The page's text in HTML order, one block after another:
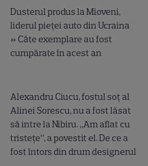
Dusterul produs la Mioveni,
liderul pieței auto din Ucraina
» Câte exemplare au fost
cumpărate în acest an
Alexandru Ciucu, fostul soț al
Alinei Sorescu, nu a fost lăsat
să intre la Nibiru. „Am aflat cu
tristețe”, a povestit el. De ce a
fost întors din drum designerul